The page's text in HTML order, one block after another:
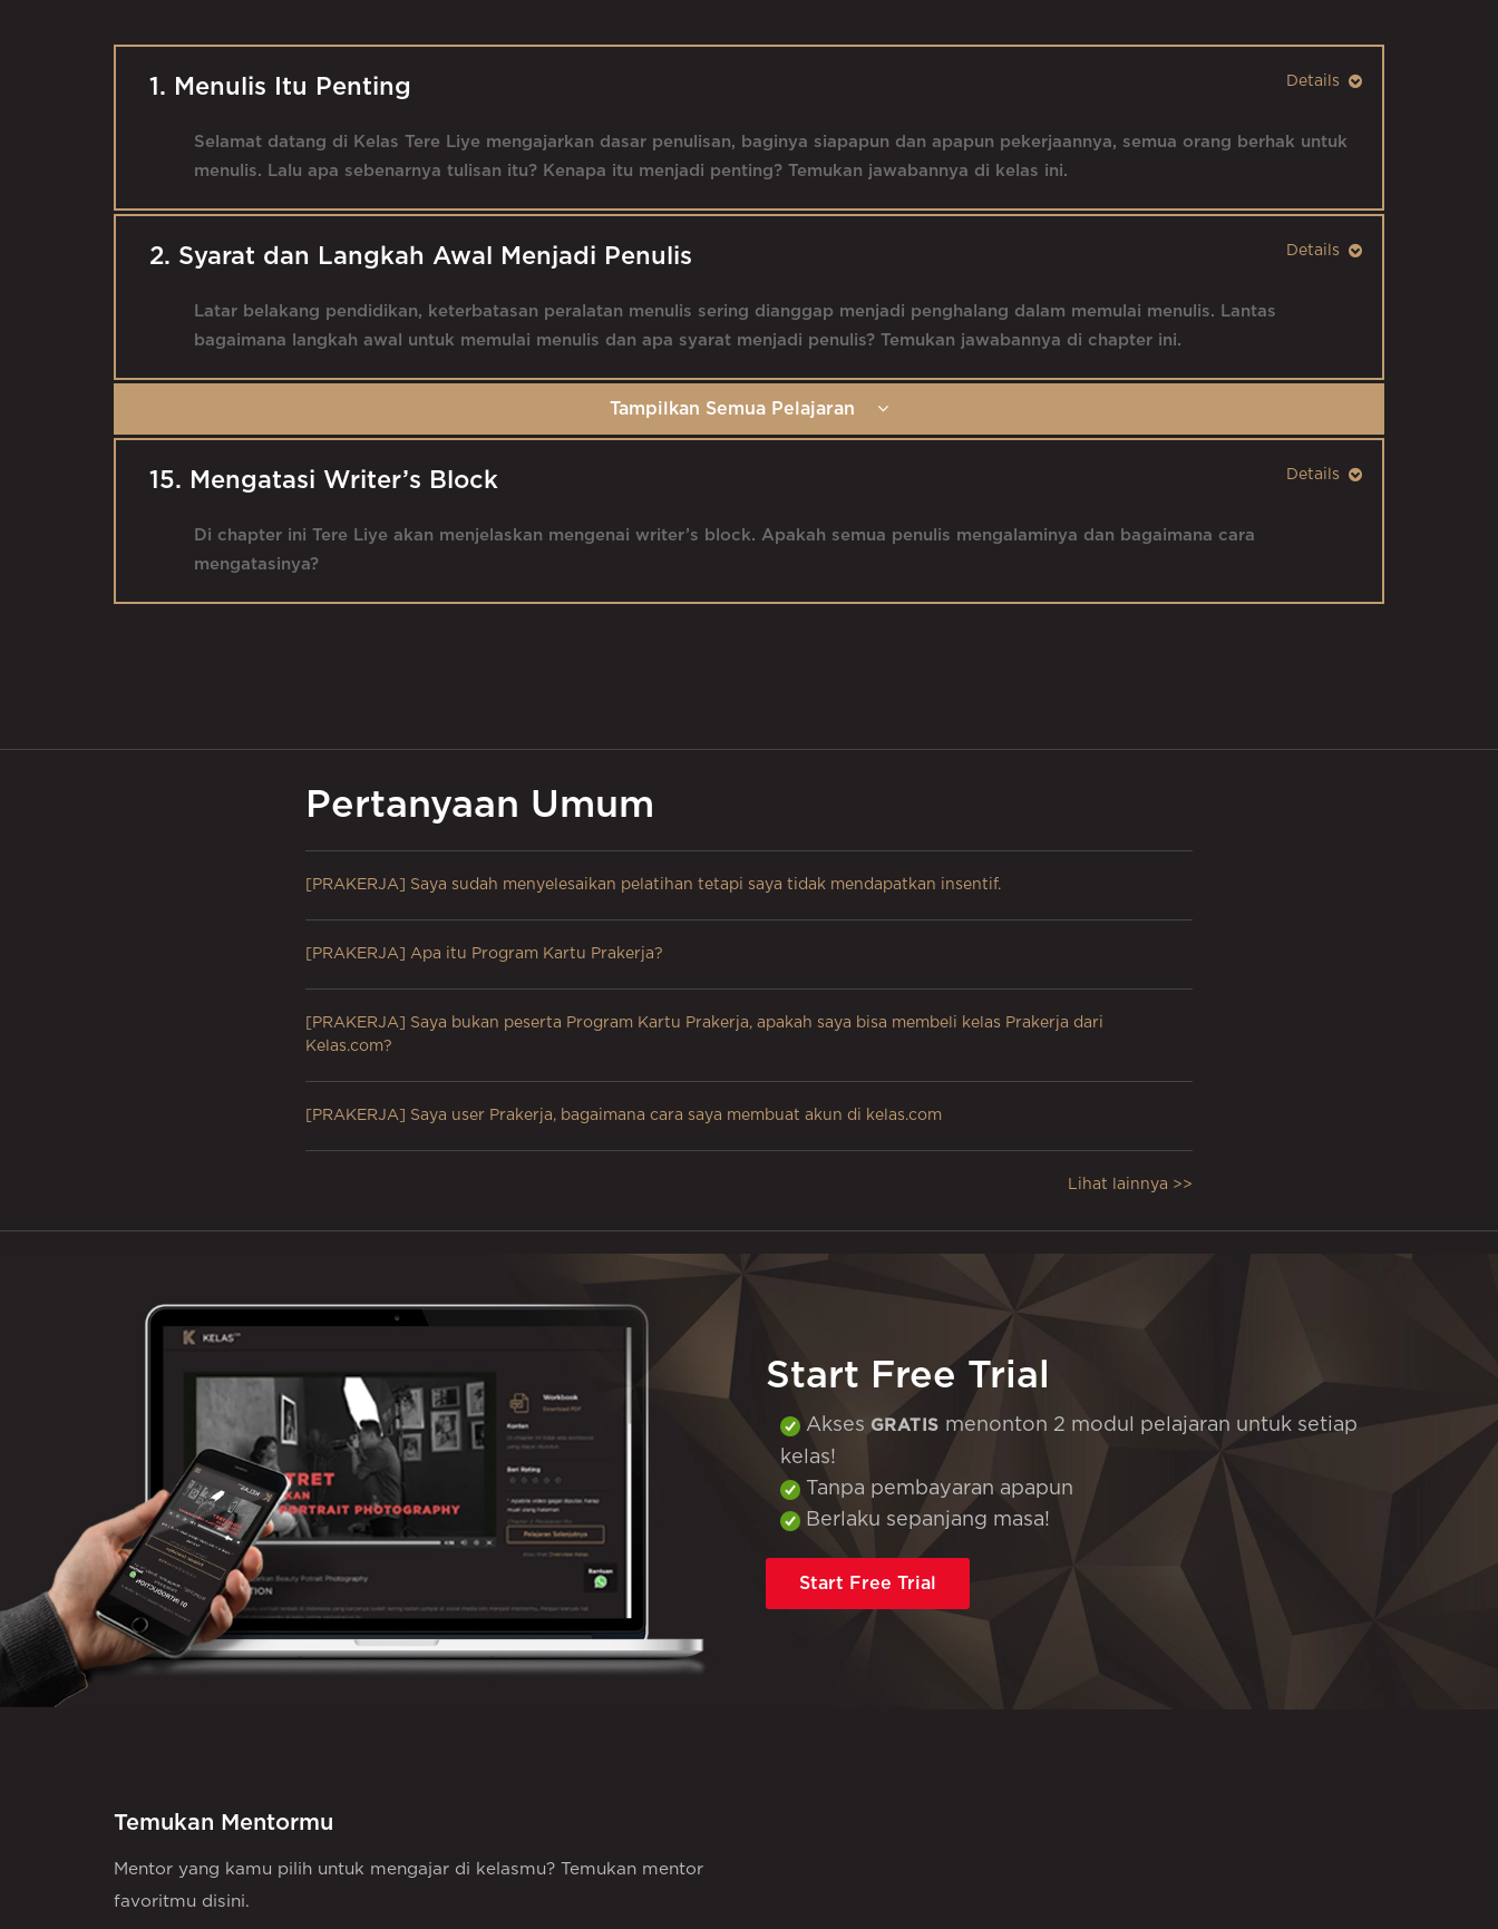
1. Menulis Itu Penting
Selamat datang di Kelas Tere Liye mengajarkan dasar penulisan, baginya siapapun dan apapun pekerjaannya, semua orang berhak untuk
menulis. Lalu apa sebenarnya tulisan itu? Kenapa itu menjadi penting? Temukan jawabannya di kelas ini.
2. Syarat dan Langkah Awal Menjadi Penulis
Latar belakang pendidikan, keterbatasan peralatan menulis sering dianggap menjadi penghalang dalam memulai menulis. Lantas
bagaimana langkah awal untuk memulai menulis dan apa syarat menjadi penulis? Temukan jawabannya di chapter ini.
Tampilkan Semua Pelajaran
15. Mengatasi Writer’s Block
Di chapter ini Tere Liye akan menjelaskan mengenai writer’s block. Apakah semua penulis mengalaminya dan bagaimana cara
mengatasinya?
Pertanyaan Umum
[PRAKERJA] Saya sudah menyelesaikan pelatihan tetapi saya tidak mendapatkan insentif.
[PRAKERJA] Apa itu Program Kartu Prakerja?
[PRAKERJA] Saya bukan peserta Program Kartu Prakerja, apakah saya bisa membeli kelas Prakerja dari
Kelas.com?
[PRAKERJA] Saya user Prakerja, bagaimana cara saya membuat akun di kelas.com
Lihat lainnya >>
Start Free Trial
Akses GRATIS menonton 2 modul pelajaran untuk setiap
kelas!
Tanpa pembayaran apapun
Berlaku sepanjang masa!
Start Free Trial
Temukan Mentormu
Mentor yang kamu pilih untuk mengajar di kelasmu? Temukan mentor
favoritmu disini.